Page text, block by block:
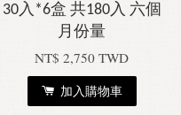
30入*6盒 共180入 六個
月份量
NT$ 2,750 TWD
加入購物車